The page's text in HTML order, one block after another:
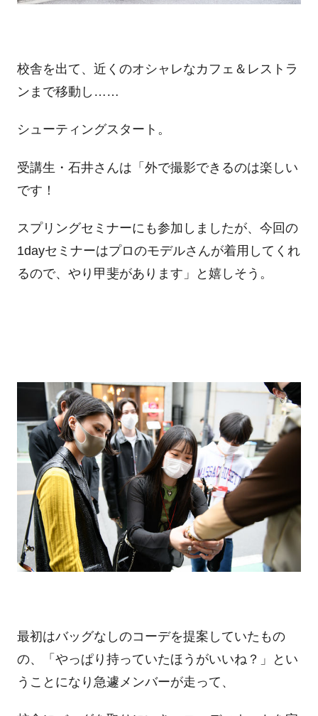
校舎を出て、近くのオシャレなカフェ＆レストラ
ンまで移動し……
シューティングスタート。
受講生・石井さんは「外で撮影できるのは楽しい
です！
スプリングセミナーにも参加しましたが、今回の
1dayセミナーはプロのモデルさんが着用してくれ
るので、やり甲斐があります」と嬉しそう。
最初はバッグなしのコーデを提案していたもの
の、「やっぱり持っていたほうがいいね？」とい
うことになり急遽メンバーが走って、